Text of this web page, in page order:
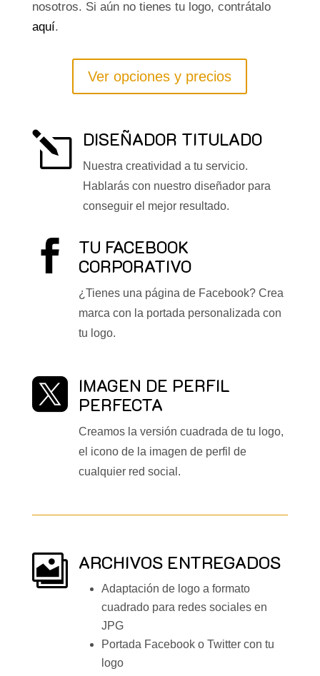
nosotros. Si aún no tienes tu logo, contrátalo
aquí.
Ver opciones y precios
l DISEÑADOR TITULADO
Nuestra creatividad a tu servicio.
Hablarás con nuestro diseñador para
conseguir el mejor resultado.

TU FACEBOOK
CORPORATIVO
¿Tienes una página de Facebook? Crea
marca con la portada personalizada con
tu logo.
 IMAGEN DE PERFIL
PERFECTA
Creamos la versión cuadrada de tu logo,
el icono de la imagen de perfil de
cualquier red social.
 ARCHIVOS ENTREGADOS
Adaptación de logo a formato
cuadrado para redes sociales en
JPG
Portada Facebook o Twitter con tu
logo